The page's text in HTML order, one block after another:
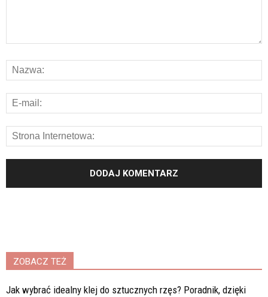
ZOBACZ TEŻ
Jak wybrać idealny klej do sztucznych rzęs? Poradnik, dzięki